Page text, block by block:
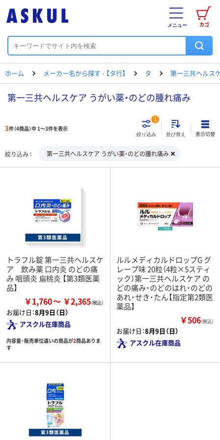
カゴ
メニュー
ホーム メーカー名から探す - 【タ行】 タ 第一三共ヘルス
第一三共ヘルスケア うがい薬・のどの腫れ痛み
3件（4商品）中 1～3件を表示
絞り込み
1
並び替え 表示切替
絞り込み 第一三共ヘルスケア うがい薬・のどの腫れ痛み
トラフル錠 第一三共ヘルスケ
ア 飲み薬 口内炎 のどの痛
み 咽頭炎 扁桃炎 【第3類医薬
品】
￥1,760 ￥2,365
お届け日：8月9日（日）
アスクル在庫商品
内容量・販売単位違いの商品が2商品ありま
す
ルルメディカルドロップG グ
レープ味 20粒（4粒×5スティ
ック）第一三共ヘルスケア の
どの痛み・のどのはれ・のどの
あれ・せき・たん【指定第2類医
薬品】
￥506（税込）
お届け日：8月9日（日）
アスクル在庫商品